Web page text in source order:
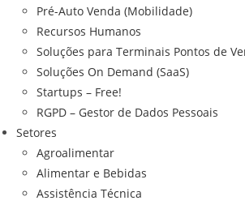
Pré-Auto Venda (Mobilidade)
Recursos Humanos
Soluções para Terminais Pontos de
Soluções On Demand (SaaS)
Startups – Free!
RGPD – Gestor de Dados Pessoais
Setores
Agroalimentar
Alimentar e Bebidas
Assistência Técnica